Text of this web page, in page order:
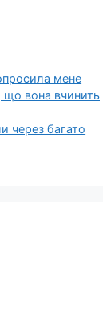
мене
що вона вчинить
через багато